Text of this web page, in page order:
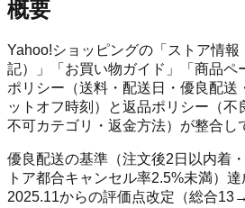
概要
Yahoo!ショッピングの「ストア情報
記）」「お買い物ガイド」「商品ペ
ポリシー（送料・配送日・優良配送
ットオフ時刻）と返品ポリシー（不
不可カテゴリ・返金方法）が整合し
優良配送の基準（注文後2日以内着
トア都合キャンセル率2.5%未満）達
2025.11からの評価点改定（総合